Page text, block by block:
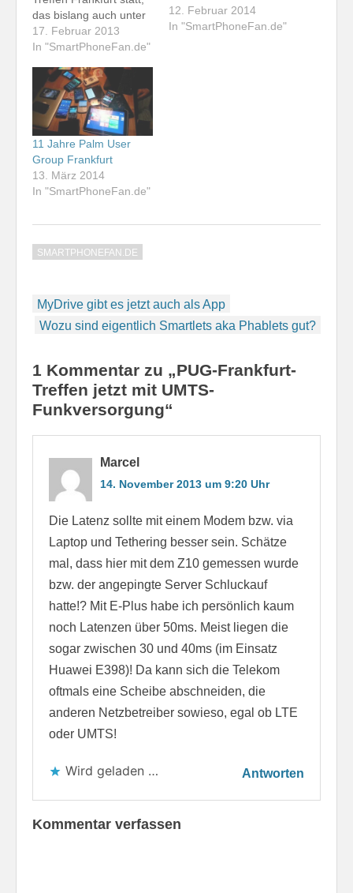
das bislang auch unter
der Bezeichnung Palm
User Group Frankfurt
Kreiskott, unser
Organisator, konnte
krankheitsbedingt nicht
am Treffen teilnehmen
und auch Henning
Gajek musste kurzfristig
wieder absagen. So
waren wir insgesamt
17. Februar 2013
In "SmartPhoneFan.de"
12. Februar 2014
In "SmartPhoneFan.de"
11 Jahre Palm User
Group Frankfurt
13. März 2014
In "SmartPhoneFan.de"
SMARTPHONEFAN.DE
Beitragsnavigation
MyDrive gibt es jetzt auch als App
Wozu sind eigentlich Smartlets aka Phablets gut?
1 Kommentar zu „PUG-Frankfurt-
Treffen jetzt mit UMTS-
Funkversorgung“
Marcel
14. November 2013 um 9:20 Uhr
Die Latenz sollte mit einem Modem bzw. via
Laptop und Tethering besser sein. Schätze
mal, dass hier mit dem Z10 gemessen wurde
bzw. der angepingte Server Schluckauf
hatte!? Mit E-Plus habe ich persönlich kaum
noch Latenzen über 50ms. Meist liegen die
sogar zwischen 30 und 40ms (im Einsatz
Huawei E398)! Da kann sich die Telekom
oftmals eine Scheibe abschneiden, die
anderen Netzbetreiber sowieso, egal ob LTE
oder UMTS!
Wird geladen … Antworten
Kommentar verfassen